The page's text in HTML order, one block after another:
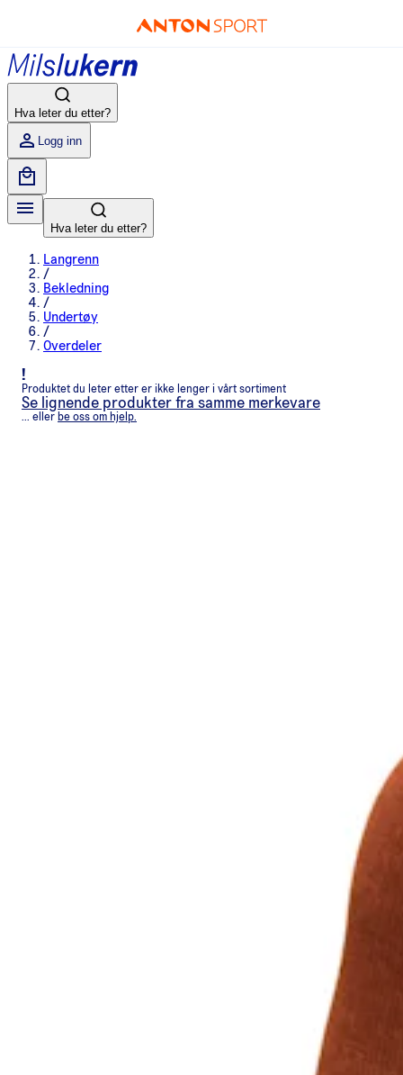
Hva leter du etter?
Logg inn
Hva leter du etter?
Langrenn
/
Bekledning
/
Undertøy
/
Overdeler
!
Produktet du leter etter er ikke lenger i vårt sortiment
Se lignende produkter fra samme merkevare
... eller be oss om hjelp.